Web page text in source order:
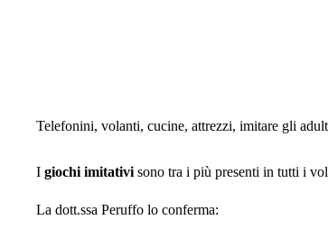
Telefonini, volanti, cucine, attrezzi, imitare gli
I giochi imitativi sono tra i più presenti in tutti i
La dott.ssa Peruffo lo conferma: